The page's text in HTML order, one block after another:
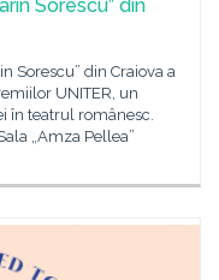
Sorescu” din
Sorescu” din Craiova a
UNITER, un
în teatrul românesc.
„Amza Pellea”